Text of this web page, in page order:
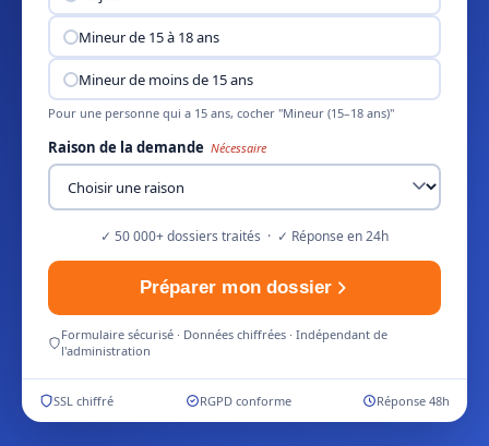
Mineur de 15 à 18 ans
Mineur de moins de 15 ans
Pour une personne qui a 15 ans, cocher "Mineur (15–18 ans)"
Raison de la demande Nécessaire
✓ 50 000+ dossiers traités · ✓ Réponse en 24h
Préparer mon dossier
Formulaire sécurisé · Données chiffrées · Indépendant de
l'administration
SSL chiffré RGPD conforme Réponse 48h